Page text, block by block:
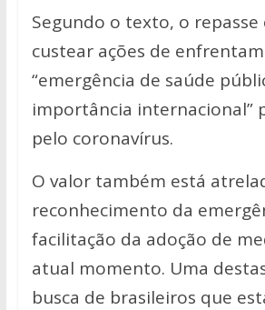
Segundo o texto, o repasse
custear ações de
“emergência de saúde
importância internacional”
pelo coronavírus.
O valor também está
reconhecimento da
facilitação da adoção de
atual momento. Uma
busca de brasileiros que